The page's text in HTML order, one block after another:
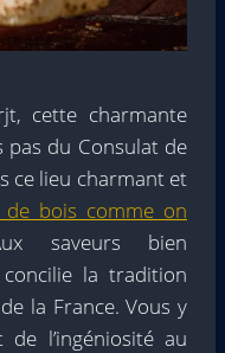
cette charmante
pas du Consulat de
ce lieu charmant et
bois comme on
saveurs bien
la tradition
la France. Vous y
l’ingéniosité au